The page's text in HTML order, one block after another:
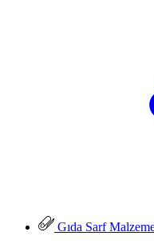
Gıda Sarf